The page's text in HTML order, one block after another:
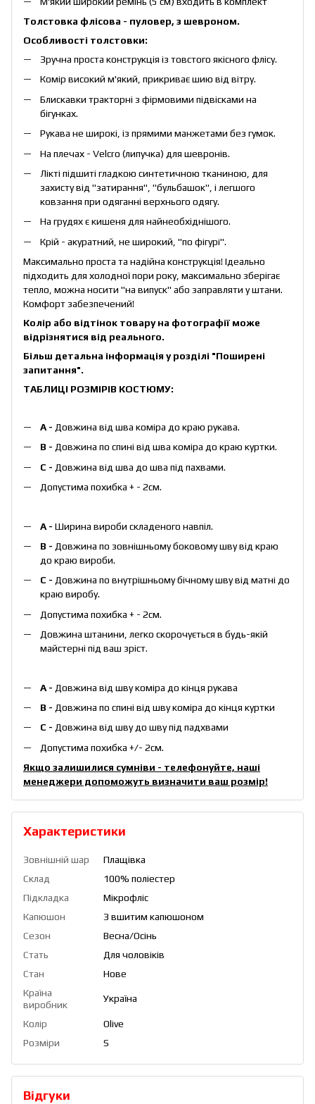
Толстовка флісова - пуловер, з шевроном.
Особливості толстовки:
Зручна проста конструкція із товстого якісного флісу.
Комір високий м'який, прикриває шию від вітру.
Блискавки тракторні з фірмовими підвісками на
бігунках.
Рукава не широкі, із прямими манжетами без гумок.
На плечах - Velcro (липучка) для шевронів.
Лікті підшиті гладкою синтетичною тканиною, для
захисту від "затирання", "бульбашок", і легшого
ковзання при одяганні верхнього одягу.
На грудях є кишеня для найнеобхіднішого.
Крій - акуратний, не широкий, "по фігурі".
Максимально проста та надійна конструкція! Ідеально
підходить для холодної пори року, максимально зберігає
тепло, можна носити "на випуск" або заправляти у штани.
Комфорт забезпечений!
Колір або відтінок товару на фотографії може
відрізнятися від реального.
Більш детальна інформація у розділі "Поширені
запитання".
ТАБЛИЦІ РОЗМІРІВ КОСТЮМУ:
А - Довжина від шва коміра до краю рукава.
B - Довжина по спині від шва коміра до краю куртки.
C - Довжина від шва до шва під пахвами.
Допустима похибка + - 2см.
А - Ширина вироби складеного навпіл.
B - Довжина по зовнішньому боковому шву від краю
до краю вироби.
С - Довжина по внутрішньому бічному шву від матні до
краю виробу.
Допустима похибка + - 2см.
Довжина штанини, легко скорочується в будь-якій
майстерні під ваш зріст.
А - Довжина від шву коміра до кінця рукава
В - Довжина по спині від шву коміра до кінця куртки
С - Довжина від шву до шву під падхвами
Допустима похибка +/- 2см.
Якщо залишилися сумніви - телефонуйте, наші
менеджери допоможуть визначити ваш розмір!
Характеристики
Зовнішній шар
Плащівка
Склад
100% поліестер
Підкладка
Мікрофліс
Капюшон
З вшитим капюшоном
Сезон
Весна/Осінь
Стать
Для чоловіків
Стан
Нове
Країна
виробник
Україна
Колір
Olive
Розміри
S
Відгуки